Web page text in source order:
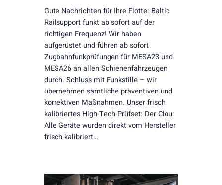
Gute Nachrichten für Ihre Flotte: Baltic
Railsupport funkt ab sofort auf der
richtigen Frequenz! Wir haben
aufgerüstet und führen ab sofort
Zugbahnfunkprüfungen für MESA23 und
MESA26 an allen Schienenfahrzeugen
durch. Schluss mit Funkstille – wir
übernehmen sämtliche präventiven und
korrektiven Maßnahmen. Unser frisch
kalibriertes High-Tech-Prüfset: Der Clou:
Alle Geräte wurden direkt vom Hersteller
frisch kalibriert…